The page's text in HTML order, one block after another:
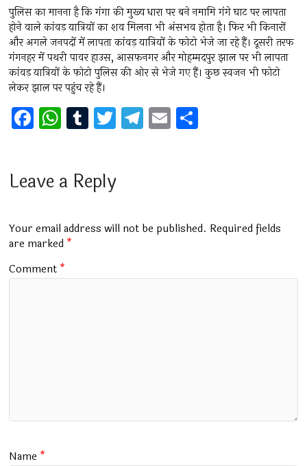
पुलिस का मानना है कि गंगा की मुख्य धारा पर बने नमामि गंगे घाट पर लापता
होने वाले कांवड़ यात्रियों का शव मिलना भी अंसभव होता है। फिर भी किनारों
और अगले जनपदों में लापता कांवड़ यात्रियों के फोटो भेजे जा रहे हैं। दूसरी तरफ
गंगनहर में पथरी पावर हाउस, आसफनगर और मोहम्मदपुर झाल पर भी लापता
कांवड़ यात्रियों के फोटो पुलिस की ओर से भेजे गए हैं। कुछ स्वजन भी फोटो
लेकर झाल पर पहुंच रहे हैं।
F
a
b
o
k
W
h
s
p
p
T
u
bl
T
wi
er
T
el
m
E
m
Leave a Reply
Your email address will not be published. Required fields
are marked *
Comment *
Name *